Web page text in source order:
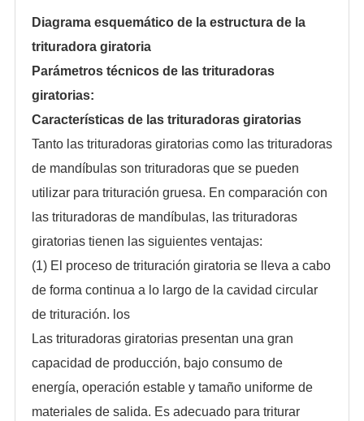
Diagrama esquemático de la estructura de la
trituradora giratoria
Parámetros técnicos de las trituradoras
giratorias:
Características de las trituradoras giratorias
Tanto las trituradoras giratorias como las trituradoras
de mandíbulas son trituradoras que se pueden
utilizar para trituración gruesa. En comparación con
las trituradoras de mandíbulas, las trituradoras
giratorias tienen las siguientes ventajas:
(1) El proceso de trituración giratoria se lleva a cabo
de forma continua a lo largo de la cavidad circular
de trituración. los
Las trituradoras giratorias presentan una gran
capacidad de producción, bajo consumo de
energía, operación estable y tamaño uniforme de
materiales de salida. Es adecuado para triturar